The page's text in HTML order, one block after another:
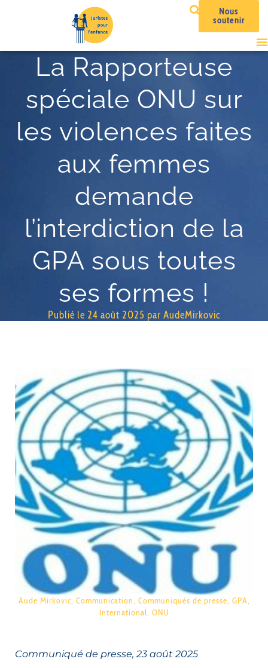
Nous
soutenir
La Rapporteuse
spéciale ONU sur
les violences faites
aux femmes
demande
l’interdiction de la
GPA sous toutes
ses formes !
Publié le 24 août 2025 par AudeMirkovic
Aude Mirkovic, Communication, Communiqués de presse, GPA,
International, ONU
Communiqué de presse, 23 août 2025